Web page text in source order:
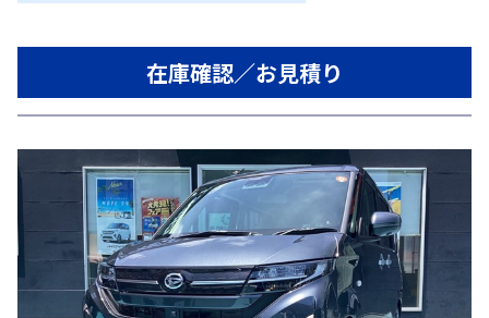
在庫確認／お見積り